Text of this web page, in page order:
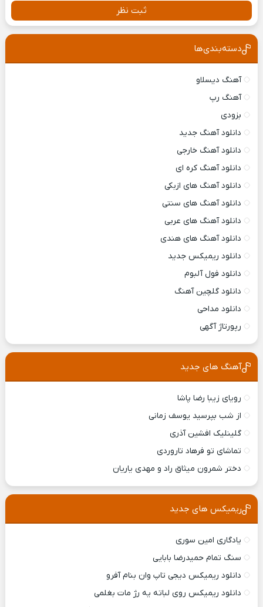
ثبت نظر
دسته‌بندی‌ها
آهنگ دیسلاو
آهنگ رپ
بزودی
دانلود آهنگ جدید
دانلود آهنگ خارجی
دانلود آهنگ کره ای
دانلود آهنگ های ازبکی
دانلود آهنگ های سنتی
دانلود آهنگ های عربی
دانلود آهنگ های هندی
دانلود ریمیکس جدید
دانلود فول آلبوم
دانلود گلچین آهنگ
دانلود مداحی
رپورتاژ آگهی
آهنگ های جدید
رویای زیبا رضا پاشا
از شب بپرسید یوسف زمانی
گلینلیک افشین آذری
تماشای تو فرهاد تاروردی
دختر شمرون میثاق راد و مهدی یاریان
ریمیکس های جدید
یادگاری امین سوری
سنگ تمام حمیدرضا بابایی
دانلود ریمیکس ديجی تاپ وان بنام آفرو
دانلود ریمیکس روی لباته یه رژ مات بغلمی